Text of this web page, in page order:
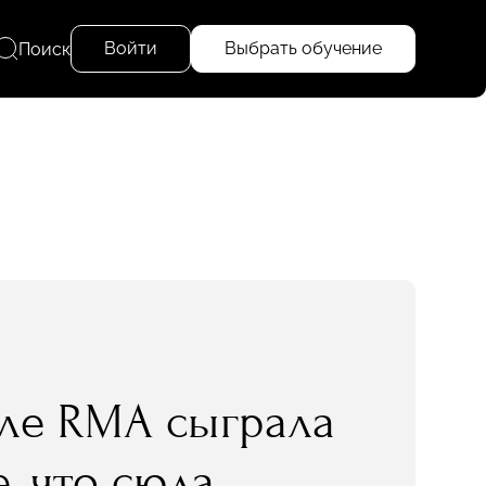
Поиск Войти Выбрать обучение
RMA сыграла